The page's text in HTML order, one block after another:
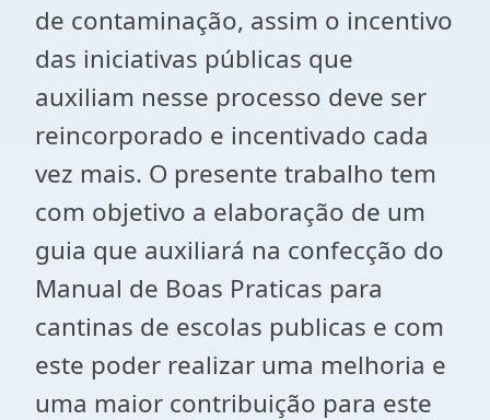
de contaminação, assim o incentivo
das iniciativas públicas que
auxiliam nesse processo deve ser
reincorporado e incentivado cada
vez mais. O presente trabalho tem
com objetivo a elaboração de um
guia que auxiliará na confecção do
Manual de Boas Praticas para
cantinas de escolas publicas e com
este poder realizar uma melhoria e
uma maior contribuição para este